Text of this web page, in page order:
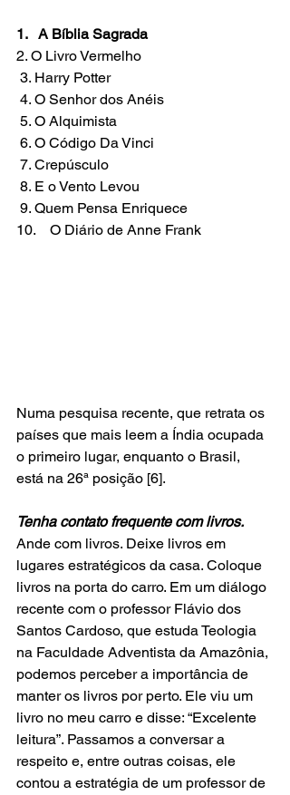
1.   A Bíblia Sagrada
2. O Livro Vermelho
3. Harry Potter
4. O Senhor dos Anéis
5. O Alquimista
6. O Código Da Vinci
7. Crepúsculo
8. E o Vento Levou
9. Quem Pensa Enriquece
10.    O Diário de Anne Frank
Numa pesquisa recente, que retrata os
países que mais leem a Índia ocupada
o primeiro lugar, enquanto o Brasil,
está na 26ª posição [6].
Tenha contato frequente com livros.
Ande com livros. Deixe livros em
lugares estratégicos da casa. Coloque
livros na porta do carro. Em um diálogo
recente com o professor Flávio dos
Santos Cardoso, que estuda Teologia
na Faculdade Adventista da Amazônia,
podemos perceber a importância de
manter os livros por perto. Ele viu um
livro no meu carro e disse: “Excelente
leitura”. Passamos a conversar a
respeito e, entre outras coisas, ele
contou a estratégia de um professor de